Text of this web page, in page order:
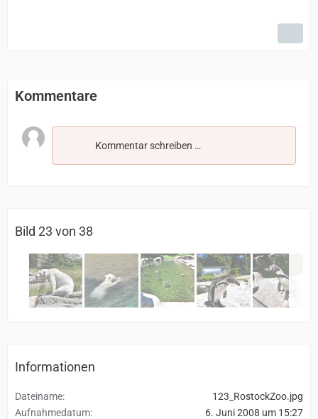
Kommentare
Kommentar schreiben …
Bild 23 von 38
Informationen
Dateiname
123_RostockZoo.jpg
Aufnahmedatum
6. Juni 2008 um 15:27